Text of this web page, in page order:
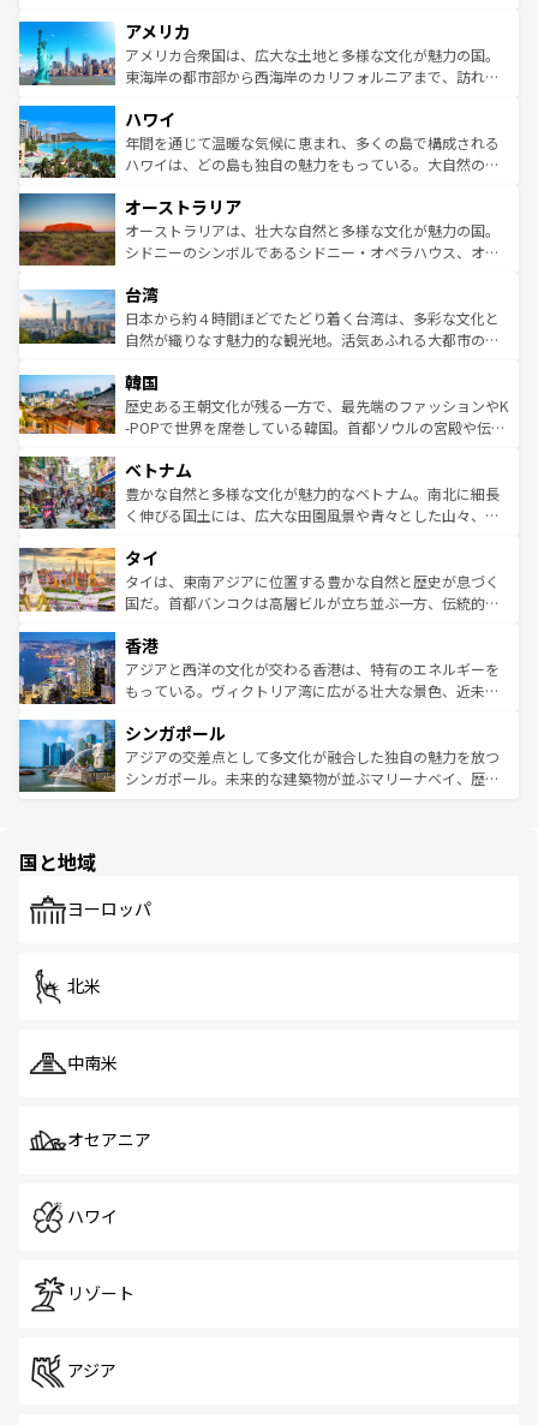
ンツ一覧を参照してほしい。
の建物がそのまま残る町や、スイスならではのユニークな
博物館もあり、アルプス観光だけでなく町歩きも満喫する
ことができる。国民の所得が高いため物価も高いが、旅行
ば市内交通費無料で観光を楽しむこともできる。 なお、新
着のスイス情報はコンテンツ一覧 を参照してほしい。
アメリカ
アメリカ合衆国は、広大な土地と多様な文化が魅力の国。
東海岸の都市部から西海岸のカリフォルニアまで、訪れる
のような巨大都市は、観光、ショッピング、エンターテイ
ンメントが詰まった刺激的なスポットだ。一方、アメリカ
西部には大自然が広がり、グランドキャニオンやイエロー
部のニューオーリンズでは、音楽と美食が融合した独特の
文化が魅力。旅行者はアメリカの各地域で異なる魅力を楽
しみながら、その多様性と豊かな歴史を感じることができ
ならではの贅沢な旅のスタイルだ。 なお、新着のアメリカ
情報はコンテンツ一覧を参照してほしい。
ハワイ
年間を通じて温暖な気候に恵まれ、多くの島で構成される
ハワイは、どの島も独自の魅力をもっている。大自然の神
ワイ島は見逃せない。また、定番の観光地といえばオアフ
島だが、静かな自然を求めるならマウイ島やカウアイ島が
おすすめ。エメラルドグリーンに輝く海をはじめ、豊かな
れるおもてなしの心で訪れる人々を迎えてくれるハワイの
人々、おいしいローカルフードやハワイアンミュージッ
ク、伝統的なフラダンスなど、すべてがハワイの魅力を彩
ワイを、存分に味わってほしい。 なお、新着のハワイ情報
はコンテンツ一覧を参照してほしい。
オーストラリア
オーストラリアは、壮大な自然と多様な文化が魅力の国。
シドニーのシンボルであるシドニー・オペラハウス、オー
リアリーフや大陸中央部にそびえるウルル（エアーズロッ
ク）、タスマニアの美しい原生林やケアンズの熱帯雨林な
ど、見どころがたくさん。また、カフェやワイン、オージ
いる。アクティビティも充実しており、サーフィンやダイ
ビング、ハイキングなど、アウトドア好きにはたまらな
い。オーストラリアの多彩な魅力を存分に味わいつくそ
参照してほしい。
台湾
日本から約４時間ほどでたどり着く台湾は、多彩な文化と
自然が織りなす魅力的な観光地。活気あふれる大都市の台
ン）、静ひつな山岳地帯である台湾東部など、都市の喧騒
と山間の静けさが共存しており、訪れる人に新しい発見と
驚きをもたらしてくれる。また、奥深い台湾の食文化も魅
容にもいいと評判のスイーツなど、バラエティ豊かな料理
が味わえる。 なお、新着の台湾情報は コンテンツ一覧を参
照してほしい。
韓国
歴史ある王朝文化が残る一方で、最先端のファッションやK
-POPで世界を席巻している韓国。首都ソウルの宮殿や伝統
き、地方に足を延ばせば四季折々の自然美を楽しむことが
できる。そして、キムチや焼肉、絶品のストリートフード
まで、さまざまな韓国料理が待っている。夜には、韓国な
リティに包まれながら、韓国の多彩な魅力を心ゆくまで味
わってみてほしい。 なお、新着の韓国情報はコンテンツ一
覧を参照してほしい。
ベトナム
豊かな自然と多様な文化が魅力的なベトナム。南北に細長
く伸びる国土には、広大な田園風景や青々とした山々、世
急速な発展と共に伝統が息づく。ハノイの古い町並みやホ
ーチミン市のフランス統治時代の建物も、独特の雰囲気を
醸し出している。また、バラエティの豊かさとおいしさで
とつ。フォーやバインミー、ベトナムコーヒーなどは、ぜ
ひ現地で味わいたい。どの地域を訪れてもあたたかい人々
が旅行者を迎えてくれるので、きっと忘れられない旅にな
参照してほしい。
タイ
タイは、東南アジアに位置する豊かな自然と歴史が息づく
国だ。首都バンコクは高層ビルが立ち並ぶ一方、伝統的な
の活気が交差している。北部ではチェンマイなどの山岳地
帯で自然と触れ合い、南部ではプーケットやクラビの美し
いビーチでリゾート気分を楽しむことができる。タイ料理
激する。気候は一年中温暖で、どの季節にも異なる楽しみ
が待っている。親しみやすいタイの人々、仏教を中心とし
た文化、そして多様な観光資源が、訪れる旅人を魅了し続
香港
アジアと西洋の文化が交わる香港は、特有のエネルギーを
もっている。ヴィクトリア湾に広がる壮大な景色、近未来
み、どこを訪れても感動するはず。観光スポットが密集し
ており、効率よく見どころを回れるのも魅力。息をのむよ
うな絶景から文化的な体験まで、香港を存分に楽しみ尽く
シンガポール
アジアの交差点として多文化が融合した独自の魅力を放つ
シンガポール。未来的な建築物が並ぶマリーナベイ、歴史
で、ホーカーズは地元の風情を楽しめる外せないスポット
国と地域
ヨーロッパ
北米
中南米
オセアニア
ハワイ
リゾート
アジア